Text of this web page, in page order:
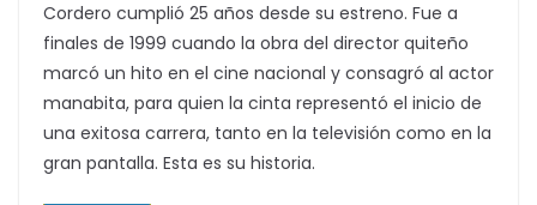
Cordero cumplió 25 años desde su estreno. Fue a
finales de 1999 cuando la obra del director quiteño
marcó un hito en el cine nacional y consagró al actor
manabita, para quien la cinta representó el inicio de
una exitosa carrera, tanto en la televisión como en la
gran pantalla. Esta es su historia.